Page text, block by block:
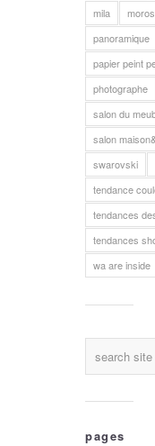
mila
panoramique
papier peint
photographe
salon du
salon
swarovski
tendance
tendances
tendances
wa are inside
pages